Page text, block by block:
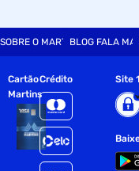
SOBRE O MARTINSBLOG FALA
Cartão
Martins
Crédito Site